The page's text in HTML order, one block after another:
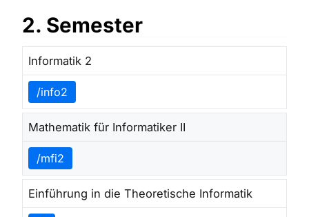
2. Semester
Informatik 2
/info2
Mathematik für Informatiker II
/mfi2
Einführung in die Theoretische Informatik